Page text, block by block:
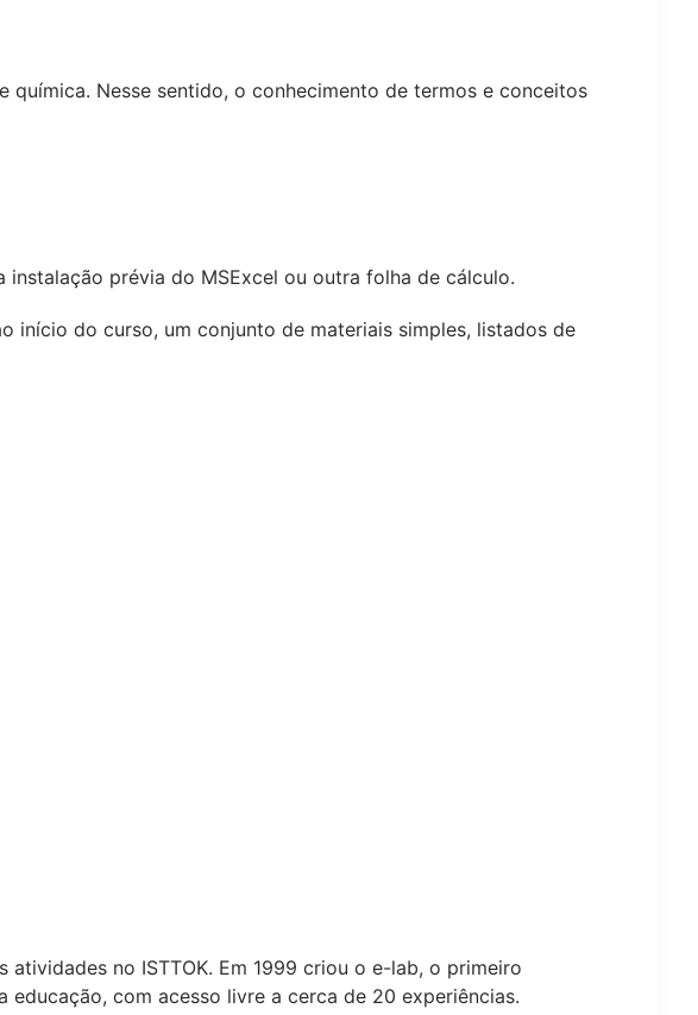
Nesse sentido, o conhecimento de termos e conceitos
prévia do MSExcel ou outra folha de cálculo.
início do curso, um conjunto de materiais simples, listados de
no ISTTOK. Em 1999 criou o e-lab, o primeiro
com acesso livre a cerca de 20 experiências.